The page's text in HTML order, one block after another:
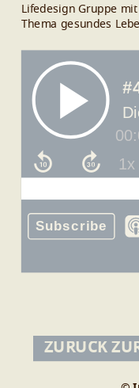
Lifedesign Gruppe
Thema gesundes